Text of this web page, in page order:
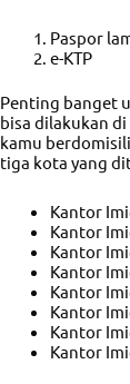
Paspor
e-KTP
Penting banget
bisa dilakukan
kamu
tiga kota yang
Kantor
Kantor
Kantor
Kantor
Kantor
Kantor
Kantor
Kantor